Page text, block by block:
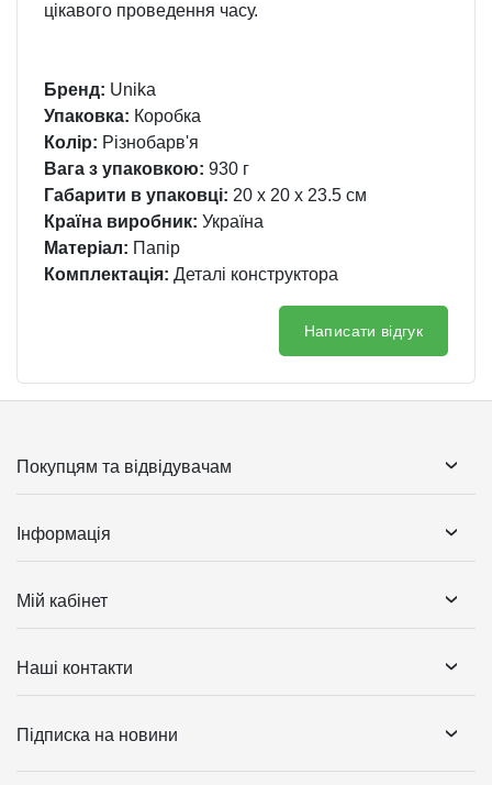
цікавого проведення часу.
Бренд: Unika
Упаковка: Коробка
Колір: Різнобарв'я
Вага з упаковкою: 930 г
Габарити в упаковці: 20 x 20 x 23.5 см
Країна виробник: Україна
Матеріал: Папір
Комплектація: Деталі конструктора
Написати відгук
Покупцям та відвідувачам
Інформація
Мій кабінет
Наші контакти
Підписка на новини